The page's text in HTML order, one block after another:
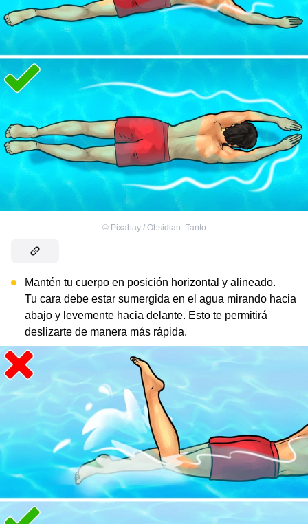
© Pixabay / Obsidian_Tanto
Mantén tu cuerpo en posición horizontal y alineado.
Tu cara debe estar sumergida en el agua mirando hacia
abajo y levemente hacia delante. Esto te permitirá
deslizarte de manera más rápida.